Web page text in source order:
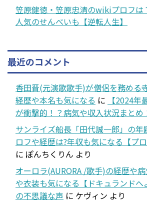
笠原健徳・笠原忠清のwikiプロフは
人気のせんべいも【逆転人生】
最近のコメント
香田晋(元演歌歌手)が僧侶を務める
経歴や本名も気になる に
【2024
が衝撃的！？病気や収入状況まとめ
サンライズ船長「田代誠一郎」の
ロフや経歴は?年収も気になる【プ
に ぽんちくりん より
オーロラ(AURORA /歌手)の経歴や
や衣装も気になる【ドキュランド
の不思議な声 に ケヴィン より